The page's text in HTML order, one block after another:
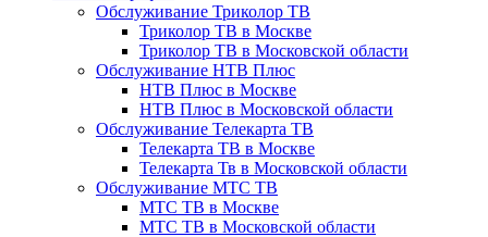
Обслуживание Триколор ТВ
Триколор ТВ в Москве
Триколор ТВ в Московской области
Обслуживание НТВ Плюс
НТВ Плюс в Москве
НТВ Плюс в Московской области
Обслуживание Телекарта ТВ
Телекарта ТВ в Москве
Телекарта Тв в Московской области
Обслуживание МТС ТВ
МТС ТВ в Москве
МТС ТВ в Московской области